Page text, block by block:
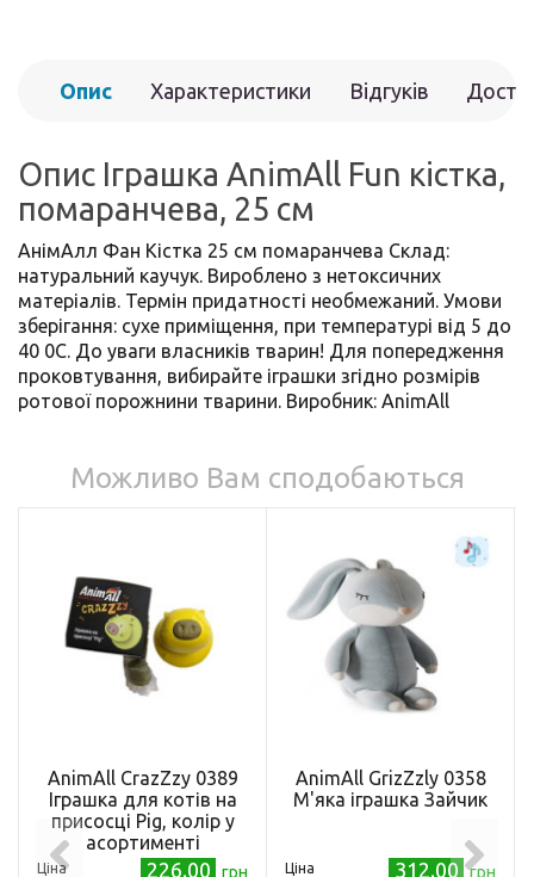
Опис Характеристики Відгуків
Опис Іграшка AnimAll Fun кістка,
помаранчева, 25 см
АнімАлл Фан Кістка 25 см помаранчева Склад:
натуральний каучук. Вироблено з нетоксичних
матеріалів. Термін придатності необмежаний. Умови
зберігання: сухе приміщення, при температурі від 5 до
40 0С. До уваги власників тварин! Для попередження
проковтування, вибирайте іграшки згідно розмірів
ротової порожнини тварини. Виробник: AnimАll
Можливо Вам сподобаються
AnimAll CrazZzy 0389
Іграшка для котів на
присосці Pig, колір у
асортименті
Ціна 226.00 грн
AnimAll GrizZzly 0358
М'яка іграшка Зайчик
Ціна 312.00 грн